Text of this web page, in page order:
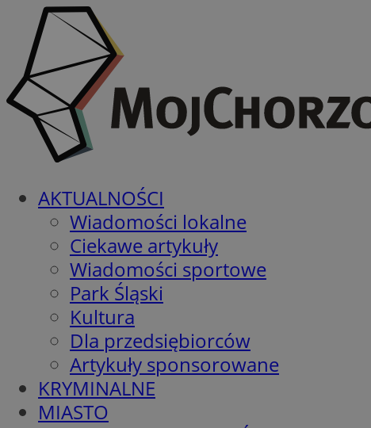
AKTUALNOŚCI
Wiadomości lokalne
Ciekawe artykuły
Wiadomości sportowe
Park Śląski
Kultura
Dla przedsiębiorców
Artykuły sponsorowane
KRYMINALNE
MIASTO